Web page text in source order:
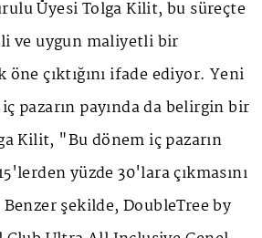
Üyesi Tolga Kilit, bu süreçte
ve uygun maliyetli bir
çıktığını ifade ediyor. Yeni
pazarın payında da belirgin bir
Kilit, "Bu dönem iç pazarın
yüzde 30'lara çıkmasını
şekilde, DoubleTree by